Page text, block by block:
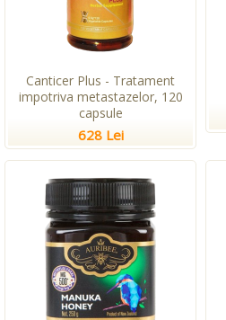
Canticer Plus - Tratament
impotriva metastazelor, 120
capsule
628 Lei